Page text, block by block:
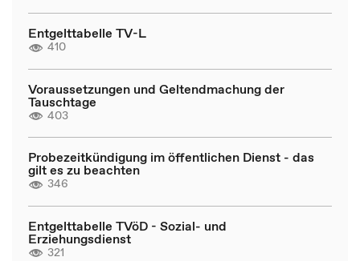
Entgelttabelle TV-L
410
Voraussetzungen und Geltendmachung der
Tauschtage
403
Probezeitkündigung im öffentlichen Dienst - das
gilt es zu beachten
346
Entgelttabelle TVöD - Sozial- und
Erziehungsdienst
321